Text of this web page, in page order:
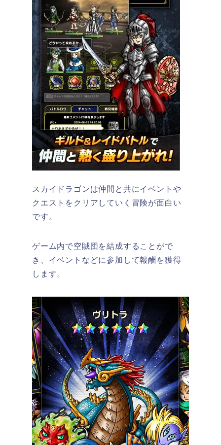
スカイドラゴンは仲間と共にイベントや
クエストをクリアしていく冒険が面白い
です。
ゲーム内で空賊団を結成することがで
き、イベントなどに参加して報酬を獲得
します。